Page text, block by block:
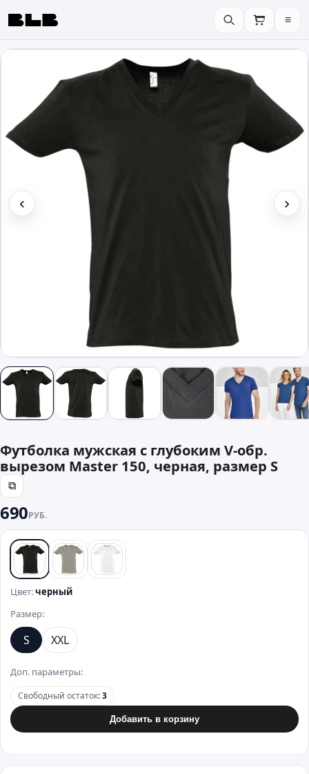
BLB ≡
‹ ›
Футболка мужская с глубоким V-обр.
вырезом Master 150, черная, размер S
⧉
690РУБ.
черный хаки белый
Цвет:черный
Размер:
S XXL
Доп. параметры:
Свободный остаток:3
Добавить в корзину